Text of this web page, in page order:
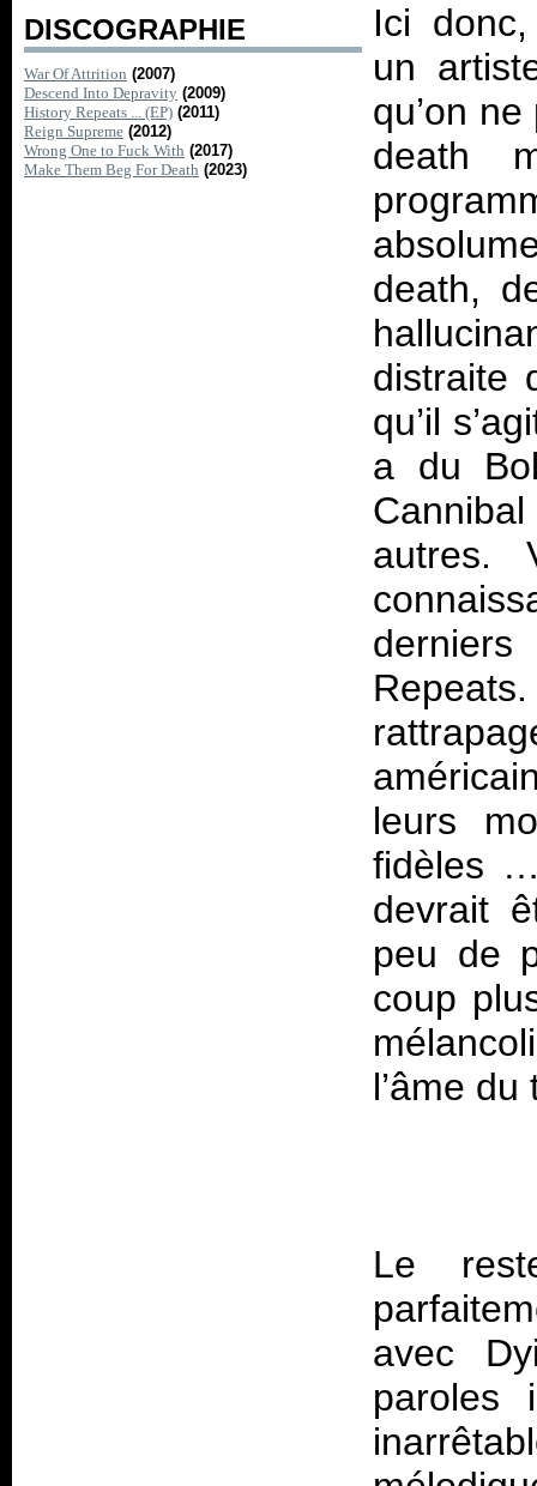
DISCOGRAPHIE
War Of Attrition (2007)
Descend Into Depravity (2009)
History Repeats ... (EP) (2011)
Reign Supreme (2012)
Wrong One to Fuck With (2017)
Make Them Beg For Death (2023)
Ici
un
qu’on
death
death,
distraite
qu’il
a du
autres.
leurs
fidèles …
devrait
peu de
coup
l’âme
Le
avec
paroles